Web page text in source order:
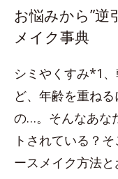
お悩みから”逆
メイク事典
シミやくすみ*1
ど、年齢を重ね
の…。そんなあな
トされている？
ースメイク方法